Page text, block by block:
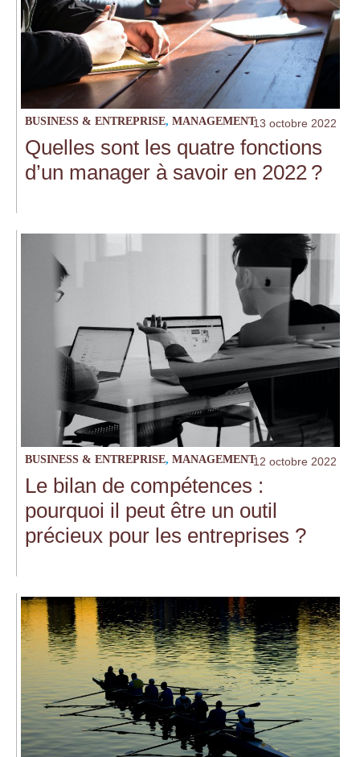
BUSINESS & ENTREPRISE, MANAGEMENT13 octobre 2022
Quelles sont les quatre fonctions
d’un manager à savoir en 2022 ?
BUSINESS & ENTREPRISE, MANAGEMENT12 octobre 2022
Le bilan de compétences :
pourquoi il peut être un outil
précieux pour les entreprises ?